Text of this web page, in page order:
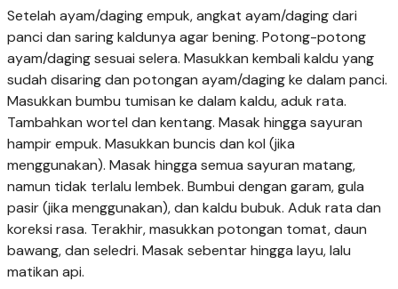
Setelah ayam/daging empuk, angkat ayam/daging dari
panci dan saring kaldunya agar bening. Potong-potong
ayam/daging sesuai selera. Masukkan kembali kaldu yang
sudah disaring dan potongan ayam/daging ke dalam panci.
Masukkan bumbu tumisan ke dalam kaldu, aduk rata.
Tambahkan wortel dan kentang. Masak hingga sayuran
hampir empuk. Masukkan buncis dan kol (jika
menggunakan). Masak hingga semua sayuran matang,
namun tidak terlalu lembek. Bumbui dengan garam, gula
pasir (jika menggunakan), dan kaldu bubuk. Aduk rata dan
koreksi rasa. Terakhir, masukkan potongan tomat, daun
bawang, dan seledri. Masak sebentar hingga layu, lalu
matikan api.